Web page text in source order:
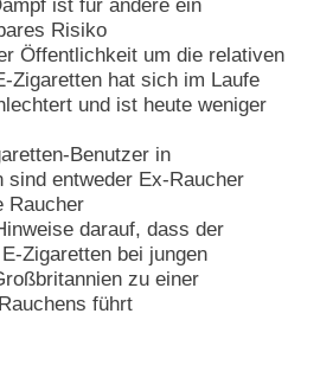
ist für andere ein
Risiko
Öffentlichkeit um die relativen
Zigaretten hat sich im Laufe
und ist heute weniger
Benutzer in
sind entweder Ex-Raucher
Raucher
darauf, dass der
Zigaretten bei jungen
zu einer
führt